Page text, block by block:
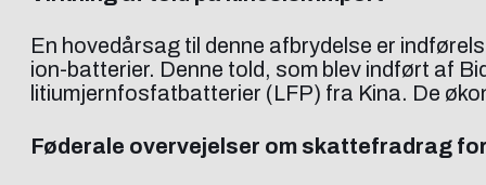
En hovedårsag til denne afbrydelse er
ion-batterier. Denne told, som blev indført af
litiumjernfosfatbatterier (LFP) fra Kina. De
Føderale overvejelser om skattefradrag